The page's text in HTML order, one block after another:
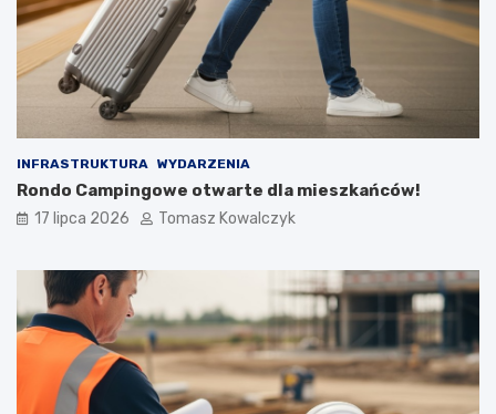
INFRASTRUKTURA WYDARZENIA
Rondo Campingowe otwarte dla mieszkańców!
17 lipca 2026 Tomasz Kowalczyk